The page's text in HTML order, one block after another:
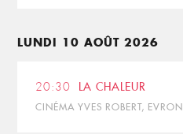
LUNDI 10 AOÛT 2026
20:30 LA CHALEUR
CINÉMA YVES ROBERT, EVRON